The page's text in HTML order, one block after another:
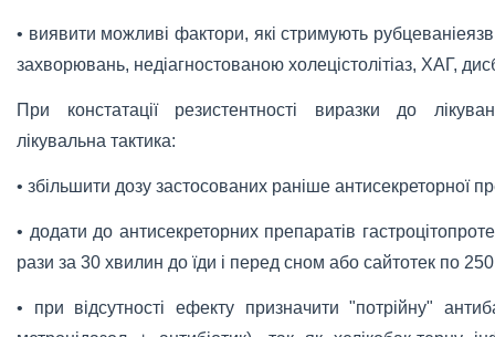
• виявити можливі фактори, які стримують
захворювань, недіагностованою холецістолітіаз, ХАГ,
При констатації резистентності виразки до
лікувальна тактика:
• збільшити дозу застосованих раніше антисекреторної
• додати до антисекреторних препаратів
рази за 30 хвилин до їди і перед сном або сайтотек по
• при відсутності ефекту призначити "потрійну"